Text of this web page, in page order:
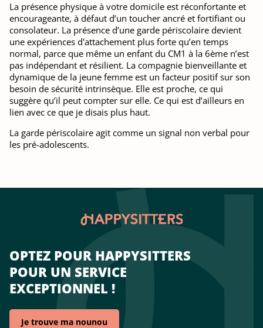
La présence physique à votre domicile est réconfortante et
encourageante, à défaut d’un toucher ancré et fortifiant ou
consolateur. La présence d’une garde périscolaire devient
une expériences d'attachement plus forte qu’en temps
normal, parce que même un enfant du CM1 à la 6ème n’est
pas indépendant et résilient. La compagnie bienveillante et
dynamique de la jeune femme est un facteur positif sur son
besoin de sécurité intrinsèque. Elle est proche, ce qui
suggère qu’il peut compter sur elle. Ce qui est d’ailleurs en
lien avec ce que je disais plus haut.
La garde périscolaire agit comme un signal non verbal pour
les pré-adolescents.
OPTEZ POUR HAPPYSITTERS
POUR UN SERVICE
EXCEPTIONNEL !
Je trouve ma nounou